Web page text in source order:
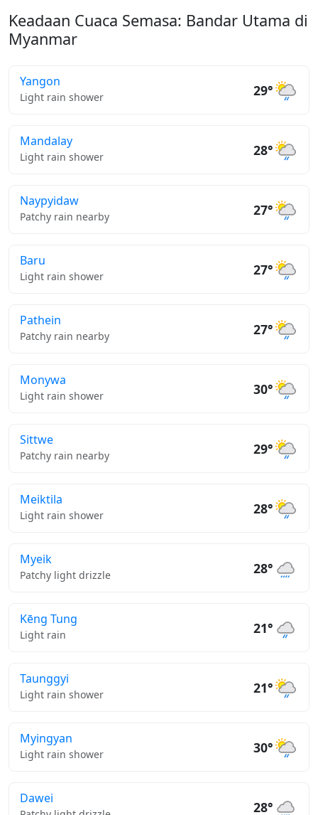
Keadaan Cuaca Semasa: Bandar Utama di
Myanmar
Yangon
Light rain shower 29°
Mandalay
Light rain shower 28°
Naypyidaw
Patchy rain nearby 27°
Baru
Light rain shower 27°
Pathein
Patchy rain nearby 27°
Monywa
Light rain shower 30°
Sittwe
Patchy rain nearby 29°
Meiktila
Light rain shower 28°
Myeik
Patchy light drizzle 28°
Kēng Tung
Light rain 21°
Taunggyi
Light rain shower 21°
Myingyan
Light rain shower 30°
Dawei
28°